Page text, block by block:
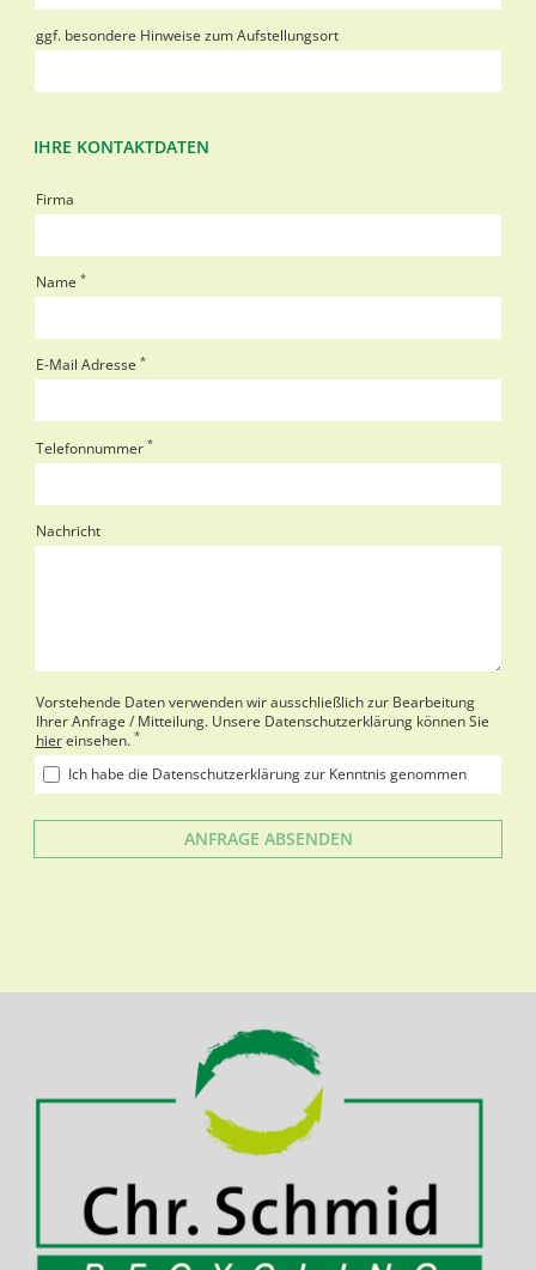
ggf. besondere Hinweise zum Aufstellungsort
IHRE KONTAKTDATEN
Firma
Name *
E-Mail Adresse *
Telefonnummer *
Nachricht
Vorstehende Daten verwenden wir ausschließlich zur Bearbeitung
Ihrer Anfrage / Mitteilung. Unsere Datenschutzerklärung können Sie
hiereinsehen. *
Ich habe die Datenschutzerklärung zur Kenntnis genommen
ANFRAGE ABSENDEN